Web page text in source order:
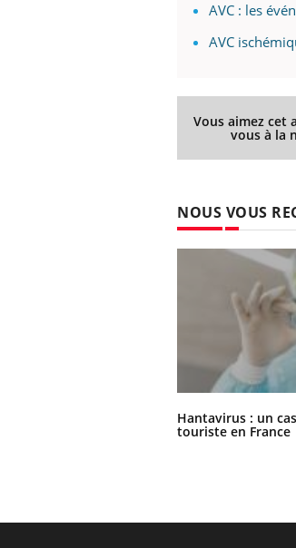
AVC : les
AVC
Vous aimez cet
vous à la
NOUS VOUS
Hantavirus : un
touriste en France